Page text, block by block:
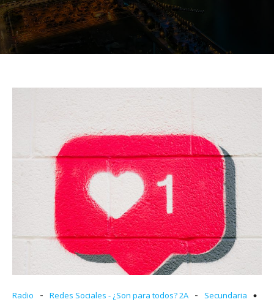
Radio - Redes Sociales - ¿Son para todos? 2A -
Secundaria